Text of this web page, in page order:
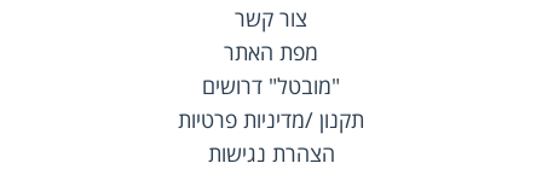
צור קשר
מפת האתר
"מובטל" דרושים
תקנון /מדיניות פרטיות
הצהרת נגישות